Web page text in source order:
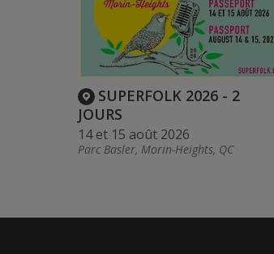
SUPERFOLK 2026 - 2
JOURS
14 et 15 août 2026
Parc Basler, Morin-Heights, QC